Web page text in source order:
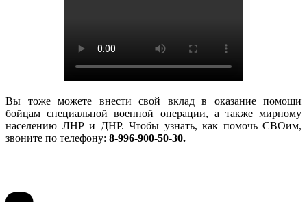
Вы тоже можете внести свой вклад в оказание помощи
бойцам специальной военной операции, а также мирному
населению ЛНР и ДНР. Чтобы узнать, как помочь СВОим,
звоните по телефону: 8-996-900-50-30.